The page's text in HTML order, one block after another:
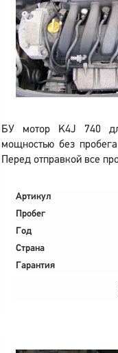
БУ мотор K4J 740
мощностью без
Перед отправкой все
Артикул
Пробег
Год
Страна
Гарантия